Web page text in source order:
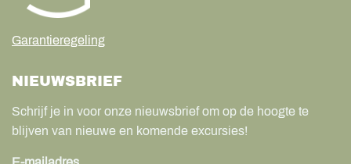
Garantieregeling
NIEUWSBRIEF
Schrijf je in voor onze nieuwsbrief om op de hoogte te
blijven van nieuwe en komende excursies!